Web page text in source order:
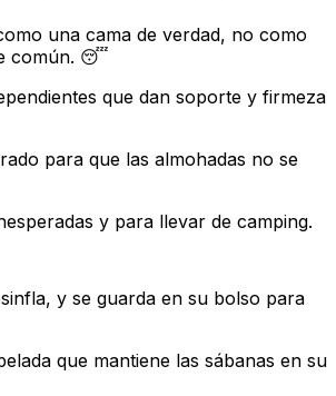
una cama de verdad, no como
común. 😴
que dan soporte y firmeza
para que las almohadas no se
y para llevar de camping.
y se guarda en su bolso para
que mantiene las sábanas en su